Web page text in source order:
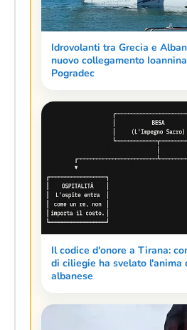
Idrovolanti tra Grecia e
nuovo collegamento
Pogradec
Il codice d'onore a Tirana:
di ciliegie ha svelato l'anima
albanese